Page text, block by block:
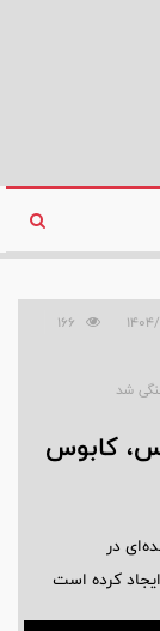
شد
کابوس
در
کرده است